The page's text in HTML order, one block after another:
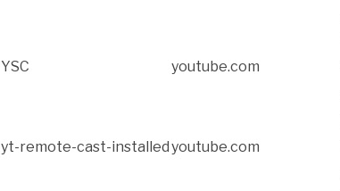
YSC youtube.com
yt-remote-cast-installedyoutube.com